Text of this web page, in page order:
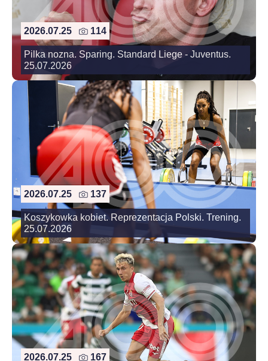
2026.07.25 114
Pilka nozna. Sparing. Standard Liege - Juventus.
25.07.2026
2026.07.25 137
Koszykowka kobiet. Reprezentacja Polski. Trening.
25.07.2026
2026.07.25 167